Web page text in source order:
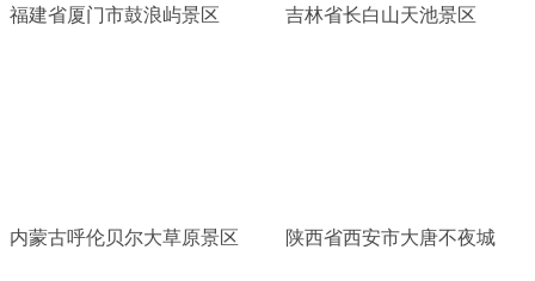
福建省厦门市鼓浪屿景区 吉林省长白山天池景区
内蒙古呼伦贝尔大草原景区 陕西省西安市大唐不夜城